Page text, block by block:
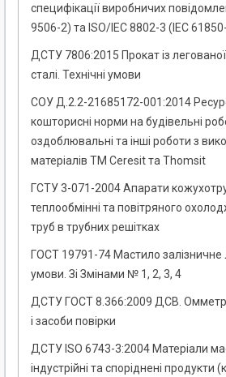
специфікації виробничих
9506-2) та ISO/IEC 8802-3 (ІЕС
ДСТУ 7806:2015 Прокат із легованої
сталі. Технічні умови
СОУ Д.2.2-21685172-001:2014
кошторисні норми на будівельні
оздоблювальні та інші роботи з
матеріалів ТМ Ceresit та Thomsit
ГСТУ 3-071-2004 Апарати
теплообмінні та повітряного
труб в трубних решітках
ГОСТ 19791-74 Мастило залізничне
умови. Зі Змінами № 1, 2, 3, 4
ДСТУ ГОСТ 8.366:2009 ДСВ.
і засоби повірки
ДСТУ ISO 6743-3:2004 Матеріали
індустрійні та споріднені продукти